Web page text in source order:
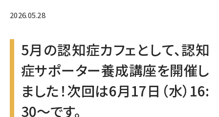
2026.05.28
5月の認知症カフェとして、認知
症サポーター養成講座を開催し
ました！次回は6月17日（水）16:
30～です。